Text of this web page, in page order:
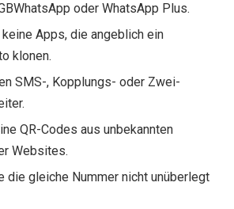
oder WhatsApp Plus.
Apps, die angeblich ein
klonen.
SMS-, Kopplungs- oder Zwei-
QR-Codes aus unbekannten
Websites.
die gleiche Nummer nicht unüberlegt